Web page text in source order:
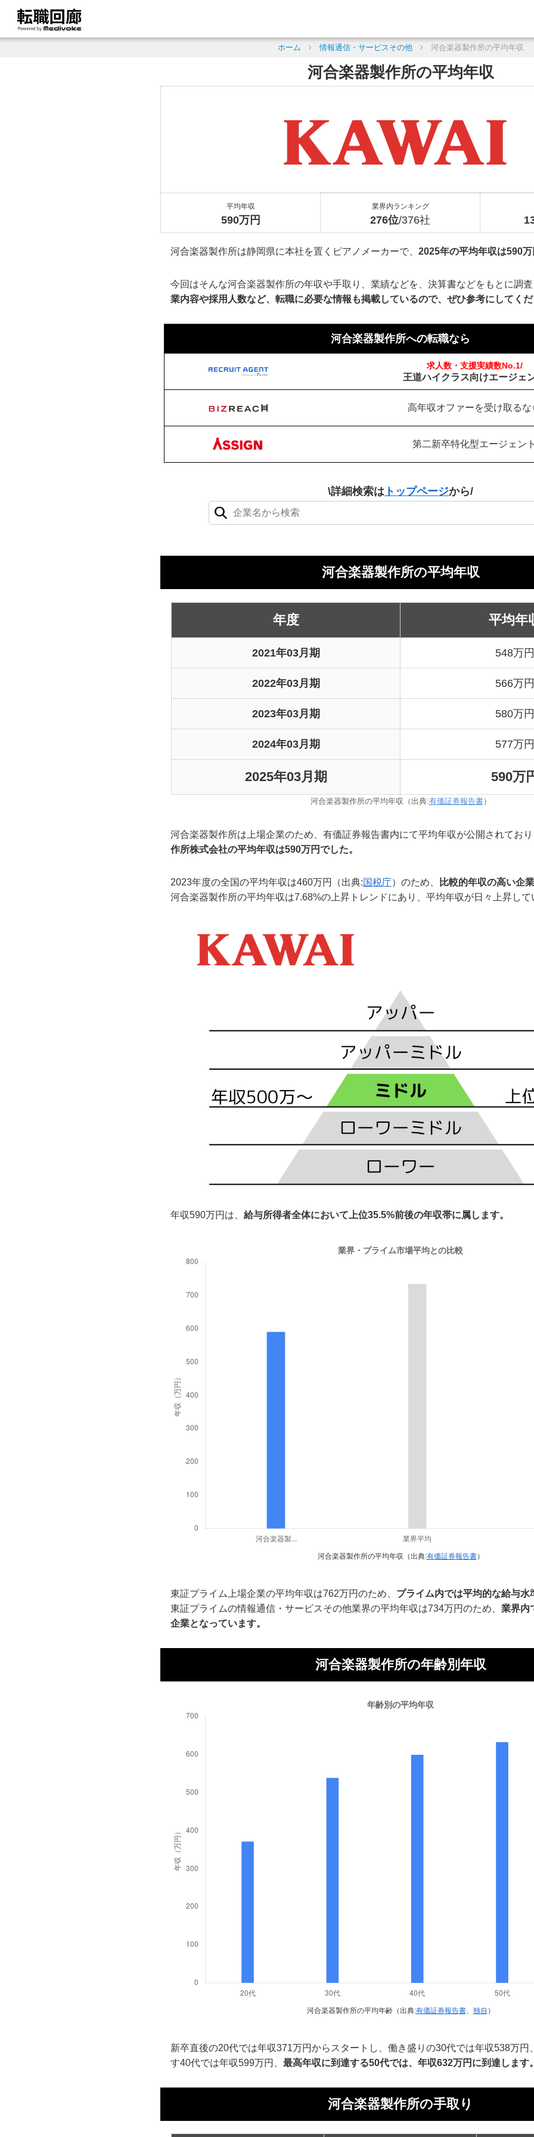
ホーム 情報通信・サービスその他 河合楽器製作所の平均年収
河合楽器製作所の平均年収
平均年収
590万円
業界内ランキング
276位/376社
河合楽器製作所は静岡県に本社を置くピアノメーカーで、 2025年の平均年収は590万
今回はそんな河合楽器製作所の年収や手取り、業績などを、決算書などをもとに調査
業内容や採用人数など、転職に必要な情報も掲載しているので、ぜひ参考にしてくだ
河合楽器製作所への転職なら
求人数・支援実績数No.1/
王道ハイクラス向けエージェ
高年収オファーを受け取るな
第二新卒特化型エージェント
\詳細検索は トップページから/
河合楽器製作所の平均年収
年度 平均年
2021年03月期 548万円
2022年03月期 566万円
2023年03月期 580万円
2024年03月期 577万円
2025年03月期 590万
河合楽器製作所の平均年収（出典:有価証券報告書）
河合楽器製作所は上場企業のため、有価証券報告書内にて平均年収が公開されており
作所株式会社の平均年収は590万円でした。
2023年度の全国の平均年収は460万円（出典:国税庁）のため、 比較的年収の高い企業
河合楽器製作所の平均年収は7.68%の上昇トレンドにあり、平均年収が日々上昇して
年収590万円は、 給与所得者全体において上位35.5%前後の年収帯に属します。
河合楽器製作所の平均年収（出典:有価証券報告書）
東証プライム上場企業の平均年収は762万円のため、 プライム内では平均的な給与水
東証プライムの情報通信・サービスその他業界の平均年収は734万円のため、 業界内
企業となっています。
河合楽器製作所の年齢別年収
河合楽器製作所の平均年齢（出典:有価証券報告書、 独自 ）
新卒直後の20代では年収371万円からスタートし、働き盛りの30代では年収538万円
す40代では年収599万円、 最高年収に到達する50代では、年収632万円に到達します。
河合楽器製作所の手取り